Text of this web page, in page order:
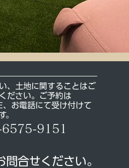
、土地に関することはご
ださい。ご予約は
、お電話にて受け付けて
。
問合せください。
9151